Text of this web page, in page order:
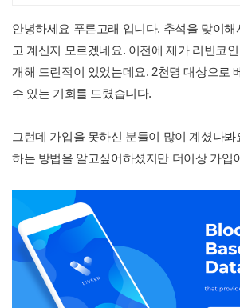
안녕하세요 푸른고래 입니다. 추석을 맞이
고 계신지 모르겠네요. 이전에 제가 리빈코
개해 드린적이 있었는데요. 2천명 대상으로
수 있는 기회를 드렸습니다.
그런데 가입을 못하신 분들이 많이 계셨나봐
하는 방법을 알고싶어하셨지만 더이상 가입